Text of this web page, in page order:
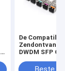
De
DWDM SFP